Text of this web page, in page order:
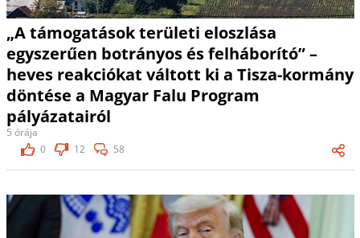
„A támogatások területi eloszlása
egyszerűen botrányos és felháborító” –
heves reakciókat váltott ki a Tisza-kormány
döntése a Magyar Falu Program
pályázatairól
5 órája
0
12 58